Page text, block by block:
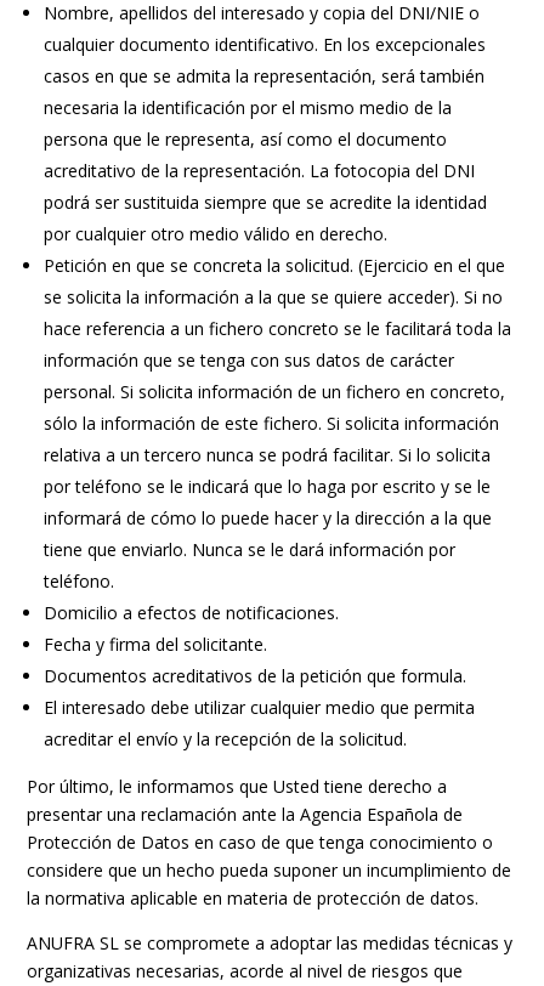
Nombre, apellidos del interesado y copia del DNI/NIE o
cualquier documento identificativo. En los excepcionales
casos en que se admita la representación, será también
necesaria la identificación por el mismo medio de la
persona que le representa, así como el documento
acreditativo de la representación. La fotocopia del DNI
podrá ser sustituida siempre que se acredite la identidad
por cualquier otro medio válido en derecho.
Petición en que se concreta la solicitud. (Ejercicio en el que
se solicita la información a la que se quiere acceder). Si no
hace referencia a un fichero concreto se le facilitará toda la
información que se tenga con sus datos de carácter
personal. Si solicita información de un fichero en concreto,
sólo la información de este fichero. Si solicita información
relativa a un tercero nunca se podrá facilitar. Si lo solicita
por teléfono se le indicará que lo haga por escrito y se le
informará de cómo lo puede hacer y la dirección a la que
tiene que enviarlo. Nunca se le dará información por
teléfono.
Domicilio a efectos de notificaciones.
Fecha y firma del solicitante.
Documentos acreditativos de la petición que formula.
El interesado debe utilizar cualquier medio que permita
acreditar el envío y la recepción de la solicitud.
Por último, le informamos que Usted tiene derecho a
presentar una reclamación ante la Agencia Española de
Protección de Datos en caso de que tenga conocimiento o
considere que un hecho pueda suponer un incumplimiento de
la normativa aplicable en materia de protección de datos.
ANUFRA SL se compromete a adoptar las medidas técnicas y
organizativas necesarias, acorde al nivel de riesgos que